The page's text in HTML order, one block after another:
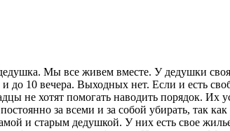
Мы все живем вместе. У дедушки
до 10 вечера. Выходных нет. Если и есть
не хотят помогать наводить порядок. Их
за всеми и за собой убирать, так
и старым дедушкой. У них есть свое